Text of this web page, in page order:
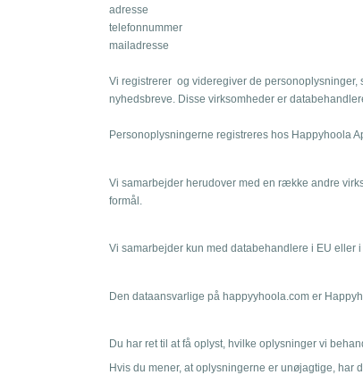
adresse
telefonnummer
mailadresse
Vi registrerer og videregiver de
nyhedsbreve. Disse virksomheder er
Personoplysningerne registreres hos Happyhoola
Vi samarbejder herudover med en række andre
formål.
Vi samarbejder kun med databehandlere i EU
Den dataansvarlige på happyyhoola.com er
Du har ret til at få oplyst, hvilke oplysninger vi
Hvis du mener, at oplysningerne er unøjagtige,